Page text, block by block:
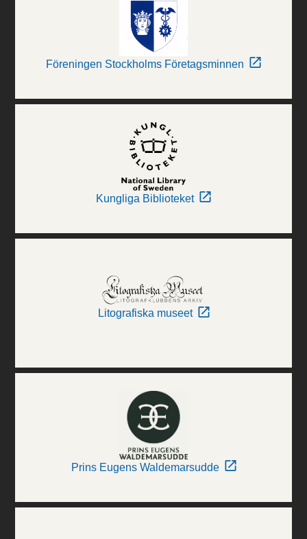
Föreningen Stockholms Företagsminnen
Kungliga Biblioteket
Litografiska museet
Prins Eugens Waldemarsudde